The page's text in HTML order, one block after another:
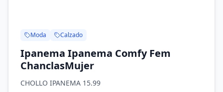
Moda Calzado
Ipanema Ipanema Comfy Fem
ChanclasMujer
CHOLLO IPANEMA 15.99